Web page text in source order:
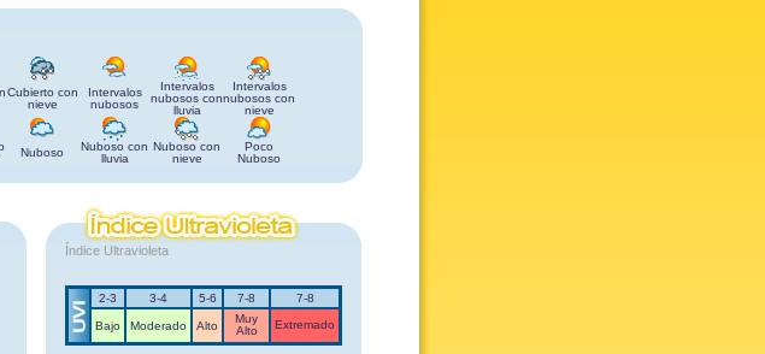
Cubierto con
nieve
Intervalos
nubosos
Intervalos
nubosos con
lluvia
Intervalos
nubosos con
nieve
Nuboso
Nuboso con
lluvia
Nuboso con
nieve
Poco
Nuboso
Índice Ultravioleta
2-3 3-4 5-6 7-8 7-8
Bajo Moderado Alto
Muy
Alto
Extremado